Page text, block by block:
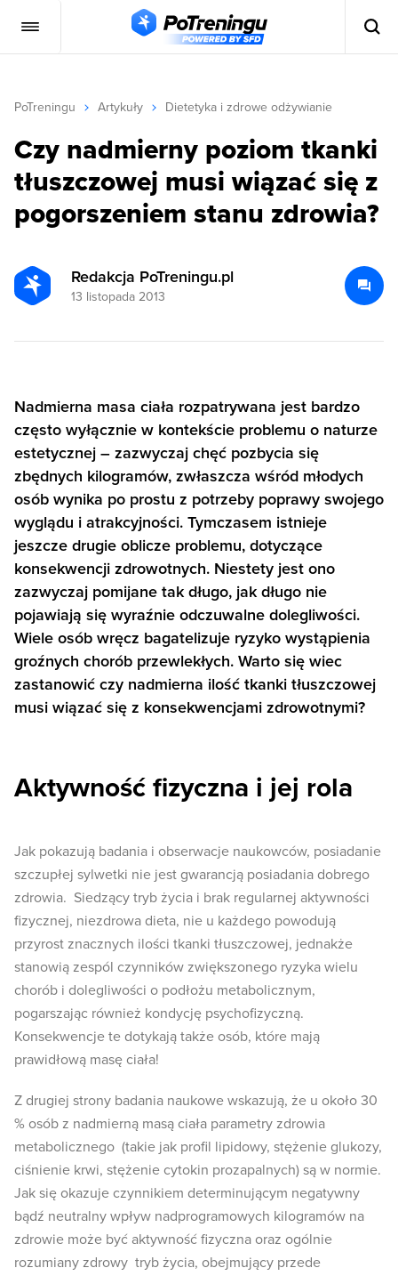
PoTreningu Artykuły Dietetyka i zdrowe odżywianie
Czy nadmierny poziom tkanki
tłuszczowej musi wiązać się z
pogorszeniem stanu zdrowia?
Redakcja PoTreningu.pl
13 listopada 2013
Nadmierna masa ciała rozpatrywana jest bardzo
często wyłącznie w kontekście problemu o naturze
estetycznej – zazwyczaj chęć pozbycia się
zbędnych kilogramów, zwłaszcza wśród młodych
osób wynika po prostu z potrzeby poprawy swojego
wyglądu i atrakcyjności. Tymczasem istnieje
jeszcze drugie oblicze problemu, dotyczące
konsekwencji zdrowotnych. Niestety jest ono
zazwyczaj pomijane tak długo, jak długo nie
pojawiają się wyraźnie odczuwalne dolegliwości.
Wiele osób wręcz bagatelizuje ryzyko wystąpienia
groźnych chorób przewlekłych. Warto się wiec
zastanowić czy nadmierna ilość tkanki tłuszczowej
musi wiązać się z konsekwencjami zdrowotnymi?
Aktywność fizyczna i jej rola
Jak pokazują badania i obserwacje naukowców, posiadanie
szczupłej sylwetki nie jest gwarancją posiadania dobrego
zdrowia. Siedzący tryb życia i brak regularnej aktywności
fizycznej, niezdrowa dieta, nie u każdego powodują
przyrost znacznych ilości tkanki tłuszczowej, jednakże
stanowią zespól czynników zwiększonego ryzyka wielu
chorób i dolegliwości o podłożu metabolicznym,
pogarszając również kondycję psychofizyczną.
Konsekwencje te dotykają także osób, które mają
prawidłową masę ciała!
Z drugiej strony badania naukowe wskazują, że u około 30
% osób z nadmierną masą ciała parametry zdrowia
metabolicznego (takie jak profil lipidowy, stężenie glukozy,
ciśnienie krwi, stężenie cytokin prozapalnych) są w normie.
Jak się okazuje czynnikiem determinującym negatywny
bądź neutralny wpływ nadprogramowych kilogramów na
zdrowie może być aktywność fizyczna oraz ogólnie
rozumiany zdrowy tryb życia, obejmujący przede